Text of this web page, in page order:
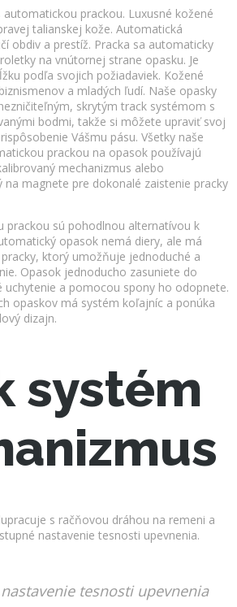
automatickou prackou. Luxusné kožené
talianskej kože. Automatická
obdiv a prestíž. Pracka sa automaticky
na vnútornej strane opasku. Je
podľa svojich požiadaviek. Kožené
a mladých ľudí. Naše opasky
skrytým track systémom s
bodmi, takže si môžete upraviť svoj
Vášmu pásu. Všetky naše
prackou na opasok používajú
mechanizmus alebo
na magnete pre dokonalé zaistenie pracky
prackou sú pohodlnou alternatívou k
opasok nemá diery, ale má
ktorý umožňuje jednoduché a
Opasok jednoducho zasuniete do
uchytenie a pomocou spony ho odopnete.
opaskov má systém koľajníc a ponúka
dizajn.
systém
s račňovou dráhou na remeni a
nastavenie tesnosti upevnenia.
tesnosti upevnenia